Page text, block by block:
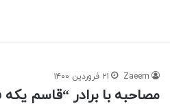
Zaeem ۲۱ فروردین ۱۴۰۰
مصاحبه با برادر “قاسم یکه